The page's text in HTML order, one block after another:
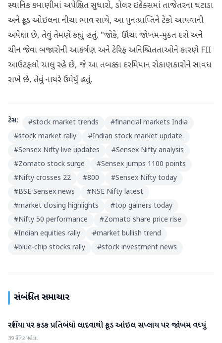
સ્થાનિક કમાણીમાં અપેક્ષિત સુધારો, ડોલર ઇન્ડેક્સમાં તાજેતરના ઘટાડા
અને ક્રૂડ ઓઇલના નીચા ભાવ સાથે, આ પુનઃપ્રાપ્તિને ટેકો આપવાની
અપેક્ષા છે, તેવું તેમણે કહ્યું હતું. "જોકે, ઊંચા જોખમ-મુક્ત દરો અને
ચીન જેવા બજારોની આકર્ષણ અને ટેરિફ અનિશ્ચિતતાઓને કારણે FII
આઉટફ્લો ચાલુ રહે છે, જે આ તબક્કા દરમિયાન રોકાણકારોને સાવધ
રાખે છે, તેવું નાયરે ઉમેર્યું હતું.
ટેગ્સ: #stock market trends #financial markets India
#stock market rally #Indian stock market update.
#Sensex Nifty live updates #Sensex Nifty analysis
#Zomato stock surge #Sensex jumps 1100 points
#Nifty crosses 22 #800 #Sensex Nifty today
#BSE Sensex news #NSE Nifty latest
#market closing highlights #top gainers today
#Nifty 50 performance #Zomato share price rise
#Indian equities rally #market bullish trend
#blue-chip stocks rally #stock investment news
સંબંધિત સમાચાર
બિઝનેસ
રશિયા પર કડક પ્રતિબંધો લાદવાથી ક્રૂડ ઓઇલ સપ્લાય પર જોખમ વધ્યું
39 મિનિટ પહેલા